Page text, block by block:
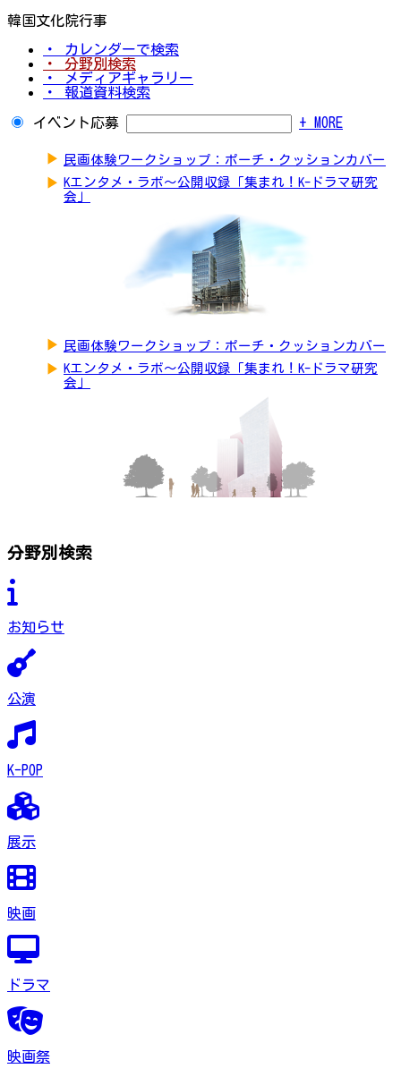
韓国文化院行事
・ カレンダーで検索
・ 分野別検索
・ メディアギャラリー
・ 報道資料検索
イベント応募 + MORE
▶ 民画体験ワークショップ：ポーチ・クッションカバー
▶ Kエンタメ・ラボ～公開収録「集まれ！K-ドラマ研究
会」
▶ 民画体験ワークショップ：ポーチ・クッションカバー
▶ Kエンタメ・ラボ～公開収録「集まれ！K-ドラマ研究
会」
分野別検索
お知らせ
公演
K-POP
展示
映画
ドラマ
映画祭